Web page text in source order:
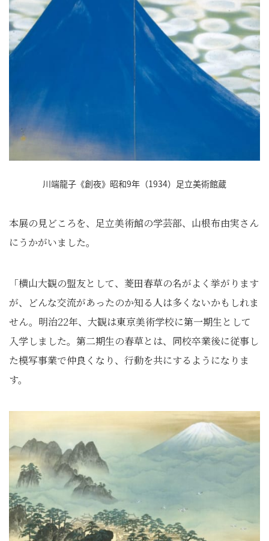
川端龍子《創夜》昭和9年（1934）足立美術館蔵
本展の見どころを、足立美術館の学芸部、山根布由実さん
にうかがいました。
「横山大観の盟友として、菱田春草の名がよく挙がります
が、どんな交流があったのか知る人は多くないかもしれま
せん。明治22年、大観は東京美術学校に第一期生として
入学しました。第二期生の春草とは、同校卒業後に従事し
た模写事業で仲良くなり、行動を共にするようになりま
す。